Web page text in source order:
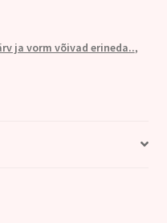
ja vorm võivad erineda..,